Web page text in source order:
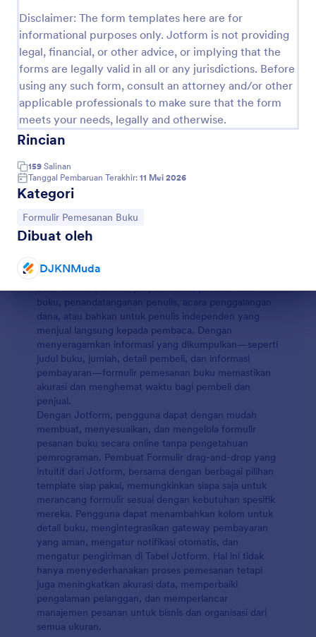
Disclaimer: The form templates here are for
informational purposes only. Jotform is not providing
legal, financial, or other advice, or implying that the
forms are legally valid in all or any jurisdictions. Before
using any such form, consult an attorney and/or other
applicable professionals to make sure that the form
meets your needs, legally and otherwise.
Rincian
159 Salinan
Tanggal Pembaruan Terakhir: 11 Mei 2026
Kategori
Buka Kategori:
Formulir Pemesanan Buku
Dibuat oleh
DJKNMuda
Pratinjau
Tentang Formulir Pemesanan Buku
Formulir pemesanan buku adalah dokumen khusus
atau formulir online yang dirancang untuk
menyederhanakan proses pemesanan buku untuk
berbagai keperluan. Apakah Anda pemilik toko buku,
administrator sekolah, pustakawan, penulis, atau
penyelenggara acara, formulir pemesanan buku
permintaan, pembelian, dan pre-order buku dengan
efisien. Formulir ini dapat digunakan untuk pameran
buku sekolah, akuisisi perpustakaan, pesanan klub
buku, penandatanganan penulis, acara penggalangan
dana, atau bahkan untuk penulis independen yang
menjual langsung kepada pembaca. Dengan
menyeragamkan informasi yang dikumpulkan—seperti
judul buku, jumlah, detail pembeli, dan informasi
pembayaran—formulir pemesanan buku memastikan
akurasi dan menghemat waktu bagi pembeli dan
penjual.
Dengan Jotform, pengguna dapat dengan mudah
membuat, menyesuaikan, dan mengelola formulir
pesanan buku secara online tanpa pengetahuan
pemrograman. Pembuat Formulir drag-and-drop yang
intuitif dari Jotform, bersama dengan berbagai pilihan
template siap pakai, memungkinkan siapa saja untuk
merancang formulir sesuai dengan kebutuhan spesifik
mereka. Pengguna dapat menambahkan kolom untuk
detail buku, mengintegrasikan gateway pembayaran
yang aman, mengatur notifikasi otomatis, dan
mengatur pengiriman di Tabel Jotform. Hal ini tidak
hanya menyederhanakan proses pemesanan tetapi
juga meningkatkan akurasi data, memperbaiki
pengalaman pelanggan, dan memperlancar
manajemen pesanan untuk bisnis dan organisasi dari
semua ukuran.